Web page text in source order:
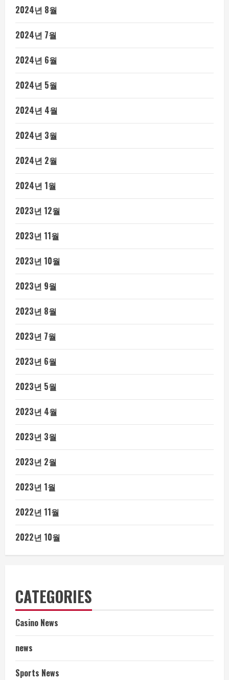
2024년 8월
2024년 7월
2024년 6월
2024년 5월
2024년 4월
2024년 3월
2024년 2월
2024년 1월
2023년 12월
2023년 11월
2023년 10월
2023년 9월
2023년 8월
2023년 7월
2023년 6월
2023년 5월
2023년 4월
2023년 3월
2023년 2월
2023년 1월
2022년 11월
2022년 10월
CATEGORIES
Casino News
news
Sports News